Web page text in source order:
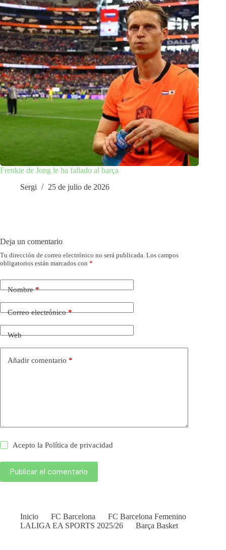
Frenkie de Jong le ha fallado al barça
Sergi
25 de julio de 2026
Deja un comentario
Tu dirección de correo electrónico no será publicada. Los campos
obligatorios están marcados con *
Nombre*
Correo electrónico*
Web
Añadir comentario *
Acepto laPolítica de privacidad
Publicar el comentario
Inicio FC Barcelona
FC Barcelona Femenino
LALIGA EA SPORTS 2025/26
Barça Basket